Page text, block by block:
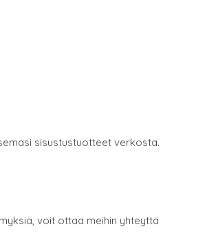
sisustustuotteet verkosta.
voit ottaa meihin yhteyttä